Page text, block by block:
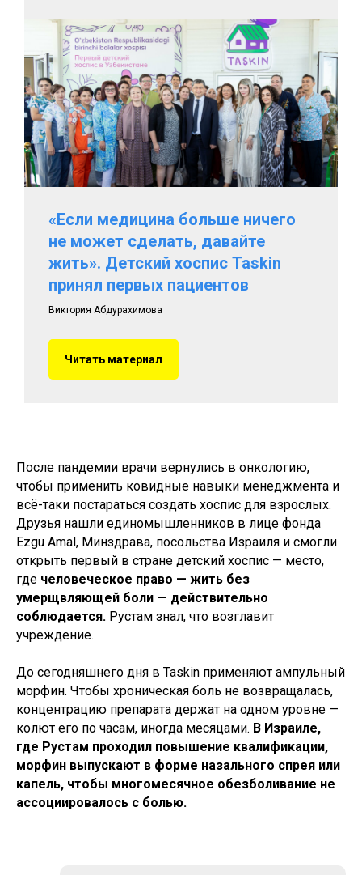
«Если медицина больше ничего
не может сделать, давайте
жить». Детский хоспис Taskin
принял первых пациентов
Виктория Абдурахимова
Читать материал
После пандемии врачи вернулись в онкологию,
чтобы применить ковидные навыки менеджмента и
всё-таки постараться создать хоспис для взрослых.
Друзья нашли единомышленников в лице фонда
Ezgu Amal, Минздрава, посольства Израиля и смогли
открыть первый в стране детский хоспис — место,
где человеческое право — жить без
умерщвляющей боли — действительно
соблюдается. Рустам знал, что возглавит
учреждение.
До сегодняшнего дня в Taskin применяют ампульный
морфин. Чтобы хроническая боль не возвращалась,
концентрацию препарата держат на одном уровне —
колют его по часам, иногда месяцами. В Израиле,
где Рустам проходил повышение квалификации,
морфин выпускают в форме назального спрея или
капель, чтобы многомесячное обезболивание не
ассоциировалось с болью.